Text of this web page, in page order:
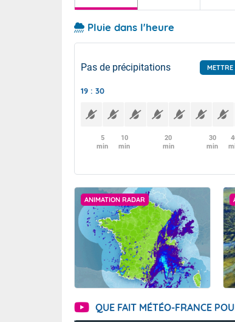
Pluie dans l'heure
Pas de précipitations
19 : 30
5
min
10
min
20
min
30
min
ANIMATION RADAR
QUE FAIT MÉTÉO-FRANCE